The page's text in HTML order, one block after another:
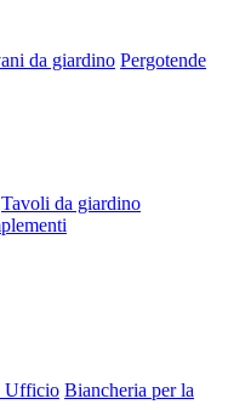
da giardino Pergotende
Tavoli da giardino
Ufficio Biancheria per la